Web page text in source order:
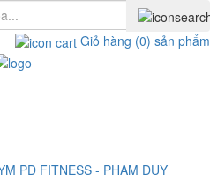
Giỏ hàng (0) sản phẩm
PD FITNESS - PHAM DUY